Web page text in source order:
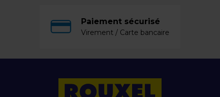
Paiement sécurisé
Virement / Carte bancaire